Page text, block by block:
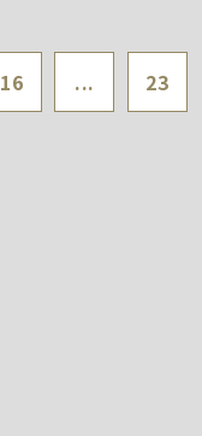
16 ... 23